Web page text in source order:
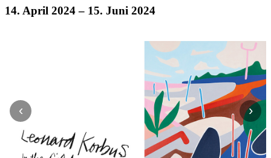
14. April 2024– 15. Juni 2024
‹ ›